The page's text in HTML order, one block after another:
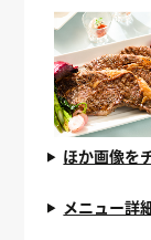
ほか画像を
メニュー詳